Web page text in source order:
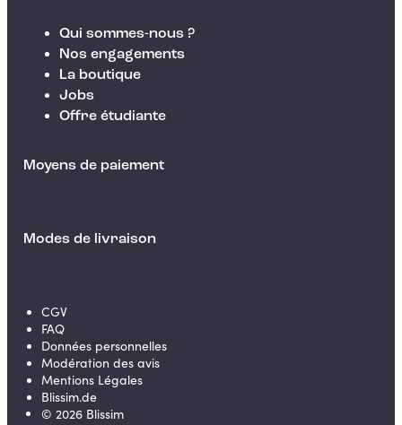
Qui sommes-nous ?
Nos engagements
La boutique
Jobs
Offre étudiante
Moyens de paiement
Modes de livraison
CGV
FAQ
Données personnelles
Modération des avis
Mentions Légales
Blissim.de
© 2026 Blissim